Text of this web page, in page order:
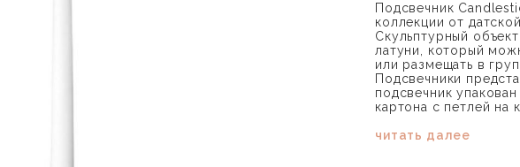
Подсвечник
коллекции от
Скульптурный
латуни, который
или размещать в
Подсвечники
подсвечник
картона с петлей на
читать далее